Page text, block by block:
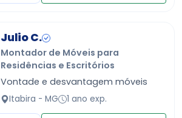
Julio C.
Montador de Móveis para
Residências e Escritórios
Vontade e desvantagem móveis
Itabira - MG 1 ano exp.